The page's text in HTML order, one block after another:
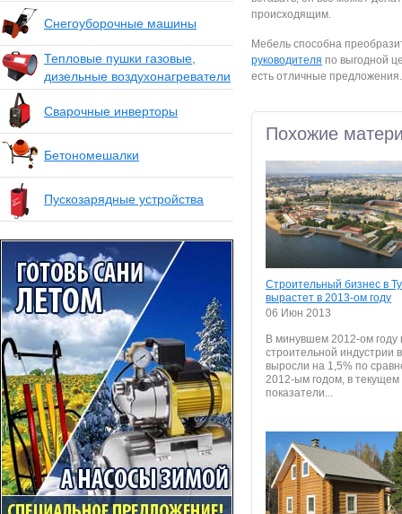
Снегоуборочные машины
Тепловые пушки газовые,
дизельные воздухонагреватели
Сварочные инверторы
Бетономешалки
Пускозарядные устройства
происходящим.
Мебель способна
руководителя по выгодной
есть отличные предложения.
Похожие
Строительный бизнес в
вырастет в 2013-ом году
06 Июн 2013
В минувшем 2012-ом году
строительной индустрии
выросли на 1,5% по
2012-ым годом, в текущем
показатели...